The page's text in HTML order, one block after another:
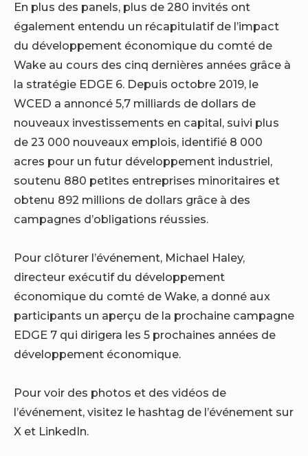
En plus des panels, plus de 280 invités ont
également entendu un récapitulatif de l’impact
du développement économique du comté de
Wake au cours des cinq dernières années grâce à
la stratégie EDGE 6. Depuis octobre 2019, le
WCED a annoncé 5,7 milliards de dollars de
nouveaux investissements en capital, suivi plus
de 23 000 nouveaux emplois, identifié 8 000
acres pour un futur développement industriel,
soutenu 880 petites entreprises minoritaires et
obtenu 892 millions de dollars grâce à des
campagnes d’obligations réussies.
Pour clôturer l’événement, Michael Haley,
directeur exécutif du développement
économique du comté de Wake, a donné aux
participants un aperçu de la prochaine campagne
EDGE 7 qui dirigera les 5 prochaines années de
développement économique.
Pour voir des photos et des vidéos de
l’événement, visitez le hashtag de l’événement sur
X et LinkedIn.